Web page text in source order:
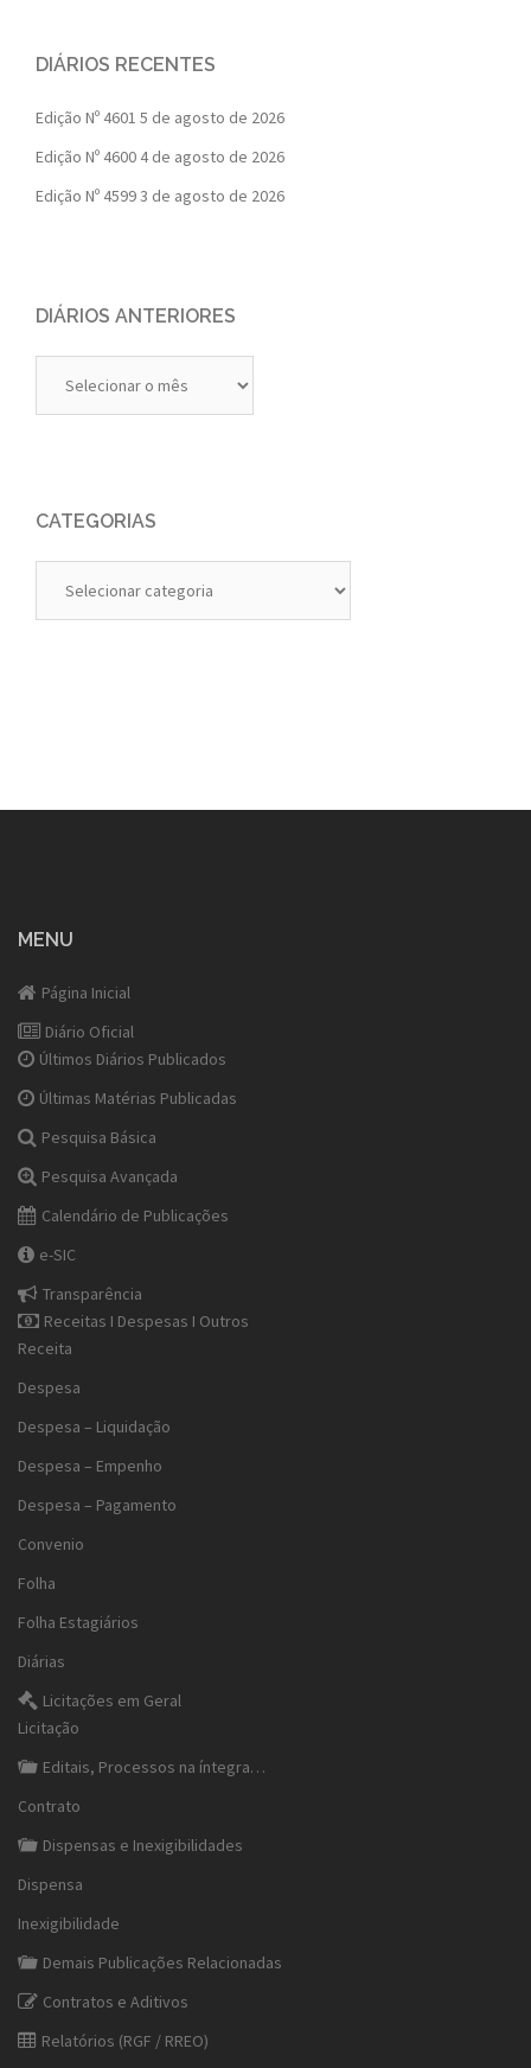
DIÁRIOS RECENTES
Edição Nº 4601 5 de agosto de 2026
Edição Nº 4600 4 de agosto de 2026
Edição Nº 45993 de agosto de 2026
DIÁRIOS ANTERIORES
Anteriores
CATEGORIAS
MENU
Página Inicial
Diário Oficial
Últimos Diários Publicados
Últimas Matérias Publicadas
Pesquisa Básica
Pesquisa Avançada
Calendário de Publicações
e-SIC
Transparência
Receitas I Despesas I Outros
Receita
Despesa
Despesa – Liquidação
Despesa – Empenho
Despesa – Pagamento
Convenio
Folha
Folha Estagiários
Diárias
Licitações em Geral
Licitação
Editais, Processos na íntegra…
Contrato
Dispensas e Inexigibilidades
Dispensa
Inexigibilidade
Demais Publicações Relacionadas
Contratos e Aditivos
Relatórios (RGF / RREO)